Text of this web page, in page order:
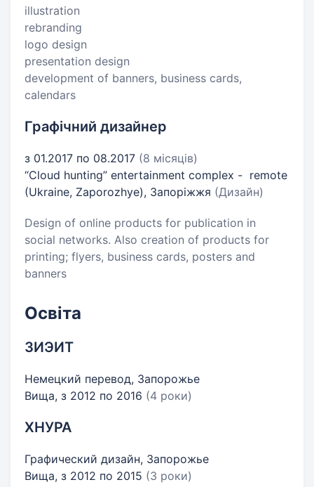
illustration
rebranding
logo design
presentation design
development of banners, business cards,
calendars
Графічний дизайнер
з 01.2017 по 08.2017 (8 місяців)
“Cloud hunting” entertainment complex - remote
(Ukraine, Zaporozhye), Запоріжжя (Дизайн)
Design of online products for publication in
social networks. Also creation of products for
printing; flyers, business cards, posters and
banners
Освіта
ЗИЭИТ
Немецкий перевод, Запорожье
Вища, з 2012 по 2016 (4 роки)
ХНУРА
Графический дизайн, Запорожье
Вища, з 2012 по 2015 (3 роки)